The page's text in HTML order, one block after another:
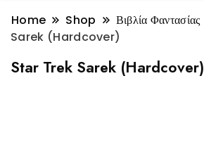
Home Shop Βιβλία Φαντασίας
Sarek (Hardcover)
Star Trek Sarek (Hardcover)